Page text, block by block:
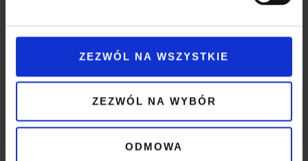
ZEZWÓL NA WSZYSTKIE
ZEZWÓL NA WYBÓR
ODMOWA
CHCESZ
DOWIEDZIEĆ SIĘ